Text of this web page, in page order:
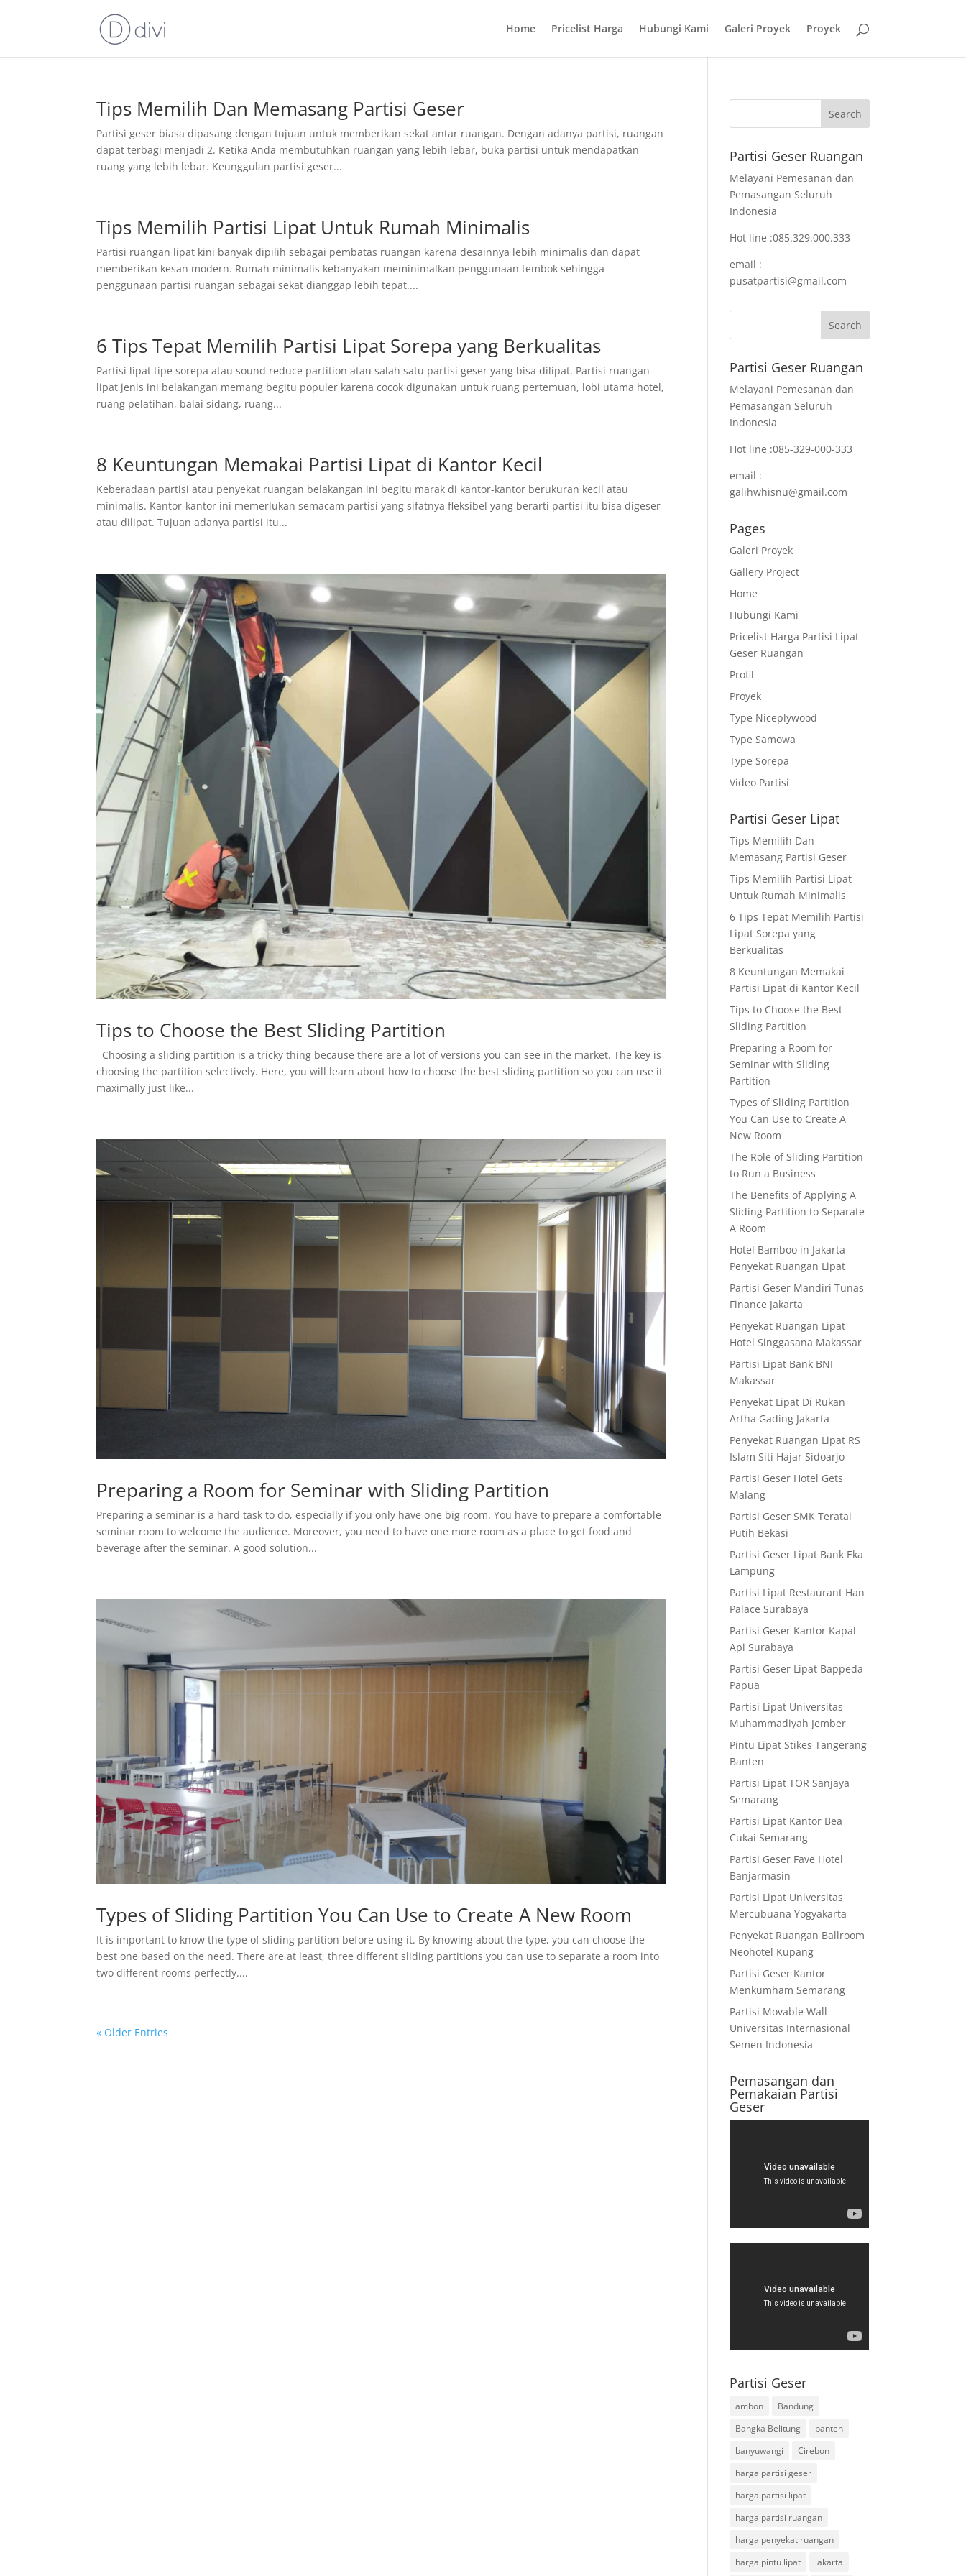
Home Pricelist Harga Hubungi Kami Galeri Proyek Proyek
Tips Memilih Dan Memasang Partisi Geser
Partisi geser biasa dipasang dengan tujuan untuk memberikan sekat antar ruangan. Dengan adanya partisi, ruangan
dapat terbagi menjadi 2. Ketika Anda membutuhkan ruangan yang lebih lebar, buka partisi untuk mendapatkan
ruang yang lebih lebar. Keunggulan partisi geser...
Tips Memilih Partisi Lipat Untuk Rumah Minimalis
Partisi ruangan lipat kini banyak dipilih sebagai pembatas ruangan karena desainnya lebih minimalis dan dapat
memberikan kesan modern. Rumah minimalis kebanyakan meminimalkan penggunaan tembok sehingga
penggunaan partisi ruangan sebagai sekat dianggap lebih tepat....
6 Tips Tepat Memilih Partisi Lipat Sorepa yang Berkualitas
Partisi lipat tipe sorepa atau sound reduce partition atau salah satu partisi geser yang bisa dilipat. Partisi ruangan
lipat jenis ini belakangan memang begitu populer karena cocok digunakan untuk ruang pertemuan, lobi utama hotel,
ruang pelatihan, balai sidang, ruang...
8 Keuntungan Memakai Partisi Lipat di Kantor Kecil
Keberadaan partisi atau penyekat ruangan belakangan ini begitu marak di kantor-kantor berukuran kecil atau
minimalis. Kantor-kantor ini memerlukan semacam partisi yang sifatnya fleksibel yang berarti partisi itu bisa digeser
atau dilipat. Tujuan adanya partisi itu...
Tips to Choose the Best Sliding Partition
Choosing a sliding partition is a tricky thing because there are a lot of versions you can see in the market. The key is
choosing the partition selectively. Here, you will learn about how to choose the best sliding partition so you can use it
maximally just like...
Preparing a Room for Seminar with Sliding Partition
Preparing a seminar is a hard task to do, especially if you only have one big room. You have to prepare a comfortable
seminar room to welcome the audience. Moreover, you need to have one more room as a place to get food and
beverage after the seminar. A good solution...
Types of Sliding Partition You Can Use to Create A New Room
It is important to know the type of sliding partition before using it. By knowing about the type, you can choose the
best one based on the need. There are at least, three different sliding partitions you can use to separate a room into
two different rooms perfectly....
« Older Entries
Partisi Geser Ruangan
Melayani Pemesanan dan
Pemasangan Seluruh
Indonesia
Hot line :085.329.000.333
email :
pusatpartisi@gmail.com
Partisi Geser Ruangan
Melayani Pemesanan dan
Pemasangan Seluruh
Indonesia
Hot line :085-329-000-333
email :
galihwhisnu@gmail.com
Pages
Galeri Proyek
Gallery Project
Home
Hubungi Kami
Pricelist Harga Partisi Lipat
Geser Ruangan
Profil
Proyek
Type Niceplywood
Type Samowa
Type Sorepa
Video Partisi
Partisi Geser Lipat
Tips Memilih Dan
Memasang Partisi Geser
Tips Memilih Partisi Lipat
Untuk Rumah Minimalis
6 Tips Tepat Memilih Partisi
Lipat Sorepa yang
Berkualitas
8 Keuntungan Memakai
Partisi Lipat di Kantor Kecil
Tips to Choose the Best
Sliding Partition
Preparing a Room for
Seminar with Sliding
Partition
Types of Sliding Partition
You Can Use to Create A
New Room
The Role of Sliding Partition
to Run a Business
The Benefits of Applying A
Sliding Partition to Separate
A Room
Hotel Bamboo in Jakarta
Penyekat Ruangan Lipat
Partisi Geser Mandiri Tunas
Finance Jakarta
Penyekat Ruangan Lipat
Hotel Singgasana Makassar
Partisi Lipat Bank BNI
Makassar
Penyekat Lipat Di Rukan
Artha Gading Jakarta
Penyekat Ruangan Lipat RS
Islam Siti Hajar Sidoarjo
Partisi Geser Hotel Gets
Malang
Partisi Geser SMK Teratai
Putih Bekasi
Partisi Geser Lipat Bank Eka
Lampung
Partisi Lipat Restaurant Han
Palace Surabaya
Partisi Geser Kantor Kapal
Api Surabaya
Partisi Geser Lipat Bappeda
Papua
Partisi Lipat Universitas
Muhammadiyah Jember
Pintu Lipat Stikes Tangerang
Banten
Partisi Lipat TOR Sanjaya
Semarang
Partisi Lipat Kantor Bea
Cukai Semarang
Partisi Geser Fave Hotel
Banjarmasin
Partisi Lipat Universitas
Mercubuana Yogyakarta
Penyekat Ruangan Ballroom
Neohotel Kupang
Partisi Geser Kantor
Menkumham Semarang
Partisi Movable Wall
Universitas Internasional
Semen Indonesia
Pemasangan dan
Pemakaian Partisi
Geser
Partisi Geser
ambon
Bandung
Bangka Belitung
banten
banyuwangi
Cirebon
harga partisi geser
harga partisi lipat
harga partisi ruangan
harga penyekat ruangan
harga pintu lipat
jakarta